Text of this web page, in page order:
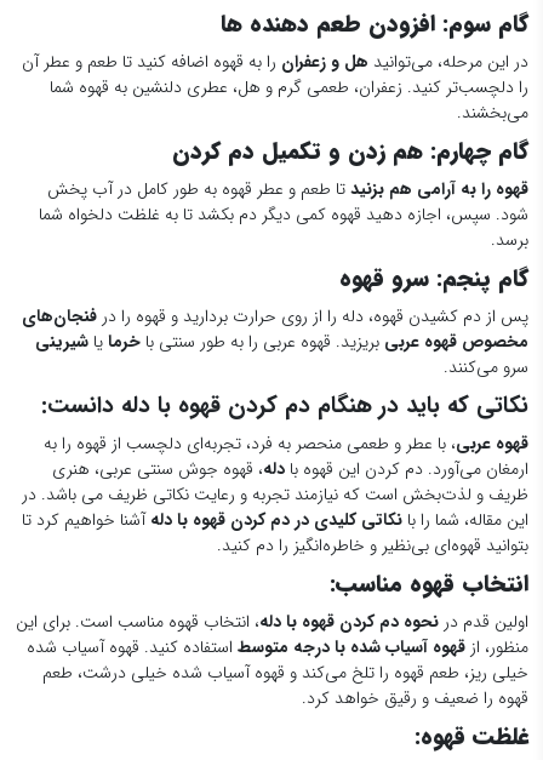
گام سوم: افزودن طعم دهنده ها
در این مرحله، می‌توانید هل و زعفران را به قهوه اضافه کنید تا طعم و عطر آن
را دلچسب‌تر کنید. زعفران، طعمی گرم و هل، عطری دلنشین به قهوه شما
می‌بخشند.
گام چهارم: هم زدن و تکمیل دم کردن
قهوه را به آرامی هم بزنیدتا طعم و عطر قهوه به طور کامل در آب پخش
شود. سپس، اجازه دهید قهوه کمی دیگر دم بکشد تا به غلظت دلخواه شما
برسد.
گام پنجم: سرو قهوه
پس از دم کشیدن قهوه، دله را از روی حرارت بردارید و قهوه را در فنجان‌های
مخصوص قهوه عربی بریزید. قهوه عربی را به طور سنتی با خرما یا شیرینی
سرو می‌کنند.
نکاتی که باید در هنگام دم کردن قهوه با دله دانست:
قهوه عربی، با عطر و طعمی منحصر به فرد، تجربه‌ای دلچسب از قهوه را به
ارمغان می‌آورد. دم کردن این قهوه با دله، قهوه جوش سنتی عربی، هنری
ظریف و لذت‌بخش است که نیازمند تجربه و رعایت نکاتی ظریف می باشد. در
این مقاله، شما را با نکاتی کلیدی در دم کردن قهوه با دلهآشنا خواهیم کرد تا
بتوانید قهوه‌ای بی‌نظیر و خاطره‌انگیز را دم کنید.
انتخاب قهوه مناسب:
اولین قدم در نحوه دم کردن قهوه با دله، انتخاب قهوه مناسب است. برای این
منظور، از قهوه آسیاب شده با درجه متوسط استفاده کنید. قهوه آسیاب شده
خیلی ریز، طعم قهوه را تلخ می‌کند و قهوه آسیاب شده خیلی درشت، طعم
قهوه را ضعیف و رقیق خواهد کرد.
غلظت قهوه: